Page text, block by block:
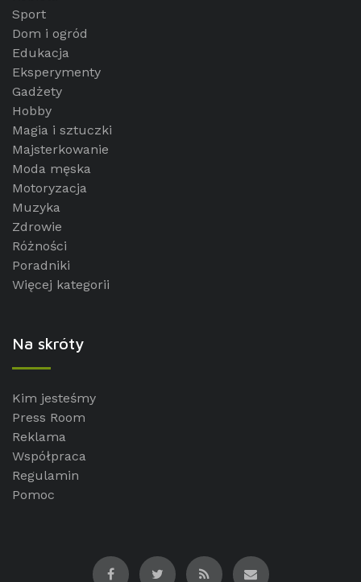
Sport
Dom i ogród
Edukacja
Eksperymenty
Gadżety
Hobby
Magia i sztuczki
Majsterkowanie
Moda męska
Motoryzacja
Muzyka
Zdrowie
Różności
Poradniki
Więcej kategorii
Na skróty
Kim jesteśmy
Press Room
Reklama
Współpraca
Regulamin
Pomoc